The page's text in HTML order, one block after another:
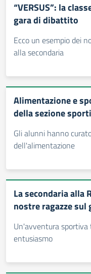
“VERSUS”: la
gara di dibattito
Ecco un esempio dei
alla secondaria
Alimentazione e
della sezione
Gli alunni hanno
dell'alimentazione
La secondaria alla
nostre ragazze
Un'avventura sportiva
entusiasmo